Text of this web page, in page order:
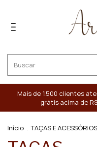
Mais de 1.500 clientes
grátis acima de
Início . TAÇAS E ACESSÓRIOS